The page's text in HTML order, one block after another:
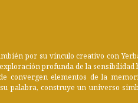
por su vínculo creativo con
profunda de la sensibilidad
convergen elementos de la
palabra, construye un universo